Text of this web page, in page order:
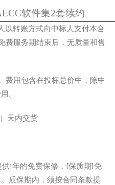
软件集2套续约
以转账方式向中标人支付本合
费服务期结束后，无质量和售
费用包含在投标总价中，除中
。
天内交货
供1年的免费保修，[保质期]免
质保期内，须按合同条款提